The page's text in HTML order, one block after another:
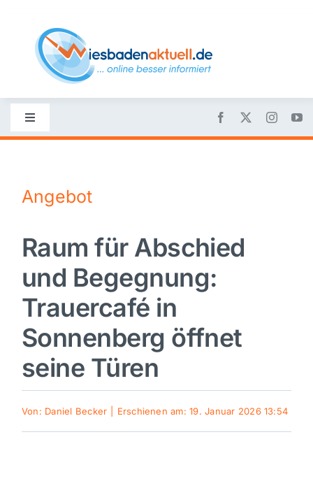
content
Toggle
Navigation
Nachrichten
Politik
Wirtschaft
Sport
Panorama
Angebot
Raum für Abschied
und Begegnung:
Trauercafé in
Sonnenberg öffnet
seine Türen
Von: Daniel Becker Erschienen am: 19. Januar 2026 13:54